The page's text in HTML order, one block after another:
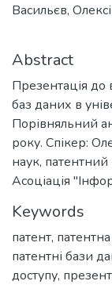
Васильєв,
Abstract
Презентація до
баз даних в
Порівняльний
року. Спікер:
наук, патентний
Асоціація
Keywords
патент,
патентні бази
доступу,